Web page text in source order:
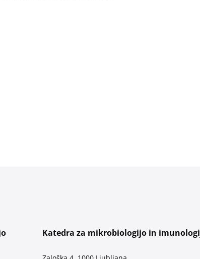
Katedra za mikrobiologijo in